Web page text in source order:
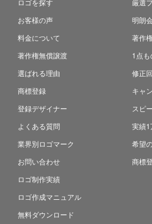
ロゴを探す
お客様の声
料金について
著作権無償譲渡
選ばれる理由
商標登録
登録デザイナー
よくある質問
業界別ロゴマーク
お問い合わせ
ロゴ制作実績
ロゴ作成マニュアル
無料ダウンロード
厳選
明朗
著作
1点
修正
キャ
スピ
実績1
希望
商標